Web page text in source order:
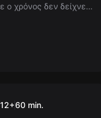
χρόνος δεν δείχνει
το τέλος;
12+60 min.